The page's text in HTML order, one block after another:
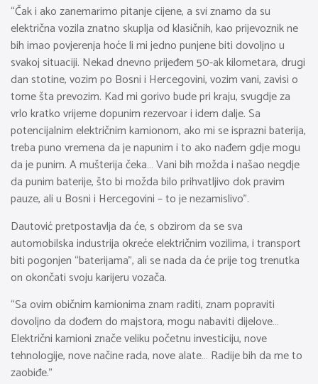
“Čak i ako zanemarimo pitanje cijene, a svi znamo da su
električna vozila znatno skuplja od klasičnih, kao prijevoznik ne
bih imao povjerenja hoće li mi jedno punjene biti dovoljno u
svakoj situaciji. Nekad dnevno prijeđem 50-ak kilometara, drugi
dan stotine, vozim po Bosni i Hercegovini, vozim vani, zavisi o
tome šta prevozim. Kad mi gorivo bude pri kraju, svugdje za
vrlo kratko vrijeme dopunim rezervoar i idem dalje. Sa
potencijalnim električnim kamionom, ako mi se isprazni baterija,
treba puno vremena da je napunim i to ako nađem gdje mogu
da je punim. A mušterija čeka… Vani bih možda i našao negdje
da punim baterije, što bi možda bilo prihvatljivo dok pravim
pauze, ali u Bosni i Hercegovini – to je nezamislivo”.
Dautović pretpostavlja da će, s obzirom da se sva
automobilska industrija okreće električnim vozilima, i transport
biti pogonjen “baterijama”, ali se nada da će prije tog trenutka
on okončati svoju karijeru vozača.
“Sa ovim običnim kamionima znam raditi, znam popraviti
dovoljno da dođem do majstora, mogu nabaviti dijelove…
Električni kamioni znače veliku početnu investiciju, nove
tehnologije, nove načine rada, nove alate… Radije bih da me to
zaobiđe.”